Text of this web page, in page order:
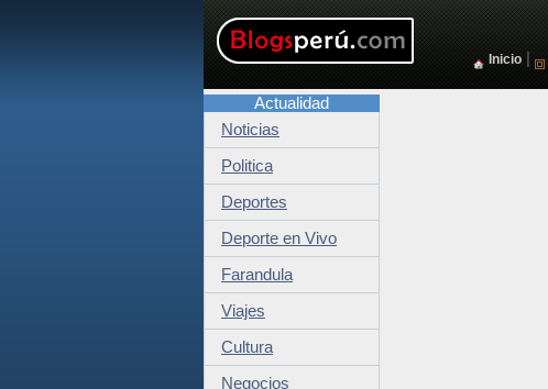
Inicio
Actualidad
Noticias
Politica
Deportes
Deporte en Vivo
Farandula
Viajes
Cultura
Negocios